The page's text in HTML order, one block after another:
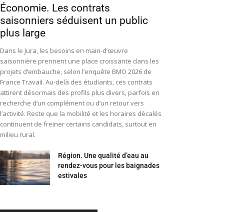
Économie. Les contrats
saisonniers séduisent un public
plus large
Dans le Jura, les besoins en main-d’œuvre
saisonnière prennent une place croissante dans les
projets d’embauche, selon l’enquête BMO 2026 de
France Travail. Au-delà des étudiants, ces contrats
attirent désormais des profils plus divers, parfois en
recherche d’un complément ou d’un retour vers
l’activité. Reste que la mobilité et les horaires décalés
continuent de freiner certains candidats, surtout en
milieu rural.
Région. Une qualité d’eau au
rendez-vous pour les baignades
estivales